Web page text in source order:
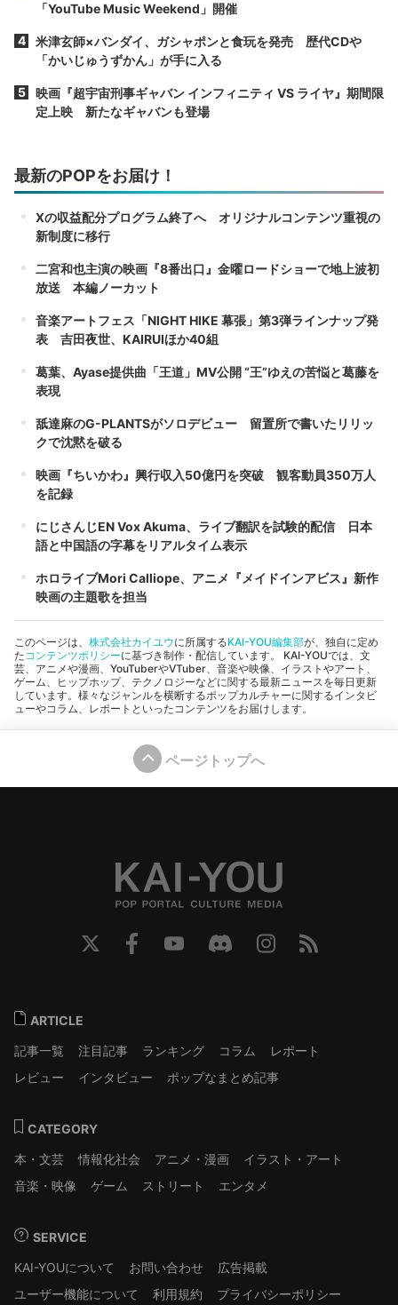
「YouTube Music Weekend」開催
米津玄師×バンダイ、ガシャポンと食玩を発売 歴代CDや
「かいじゅうずかん」が手に入る
映画『超宇宙刑事ギャバン インフィニティ VS ライヤ』期間限
定上映 新たなギャバンも登場
最新のPOPをお届け！
Xの収益配分プログラム終了へ オリジナルコンテンツ重視の
新制度に移行
二宮和也主演の映画『8番出口』金曜ロードショーで地上波初
放送 本編ノーカット
音楽アートフェス「NIGHT HIKE 幕張」第3弾ラインナップ発
表 吉田夜世、KAIRUIほか40組
葛葉、Ayase提供曲「王道」MV公開 “王”ゆえの苦悩と葛藤を
表現
舐達麻のG-PLANTSがソロデビュー 留置所で書いたリリッ
クで沈黙を破る
映画『ちいかわ』興行収入50億円を突破 観客動員350万人
を記録
にじさんじEN Vox Akuma、ライブ翻訳を試験的配信 日本
語と中国語の字幕をリアルタイム表示
ホロライブMori Calliope、アニメ『メイドインアビス』新作
映画の主題歌を担当
このページは、 株式会社カイユウに所属するKAI-YOU編集部が、独自に定め
たコンテンツポリシーに基づき制作・配信しています。 KAI-YOUでは、文
芸、アニメや漫画、YouTuberやVTuber、音楽や映像、イラストやアート、
ゲーム、ヒップホップ、テクノロジーなどに関する最新ニュースを毎日更新
しています。様々なジャンルを横断するポップカルチャーに関するインタビ
ューやコラム、レポートといったコンテンツをお届けします。
ページトップへ
ARTICLE
記事一覧
注目記事 ランキング コラム
レポート
レビュー
インタビュー ポップなまとめ記事
CATEGORY
本・文芸
情報化社会 アニメ・漫画
イラスト・アート
音楽・映像
ゲーム ストリート エンタメ
SERVICE
KAI-YOUについて
お問い合わせ
広告掲載
ユーザー機能について
利用規約 プライバシーポリシー